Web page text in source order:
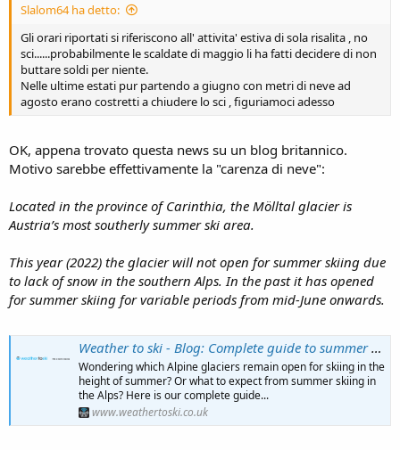
Slalom64 ha detto:
Gli orari riportati si riferiscono all' attivita' estiva di sola risalita , no
sci......probabilmente le scaldate di maggio li ha fatti decidere di non
buttare soldi per niente.
Nelle ultime estati pur partendo a giugno con metri di neve ad
agosto erano costretti a chiudere lo sci , figuriamoci adesso
OK, appena trovato questa news su un blog britannico.
Motivo sarebbe effettivamente la "carenza di neve":
Located in the province of Carinthia, the Mölltal glacier is
Austria’s most southerly summer ski area.
This year (2022) the glacier will not open for summer skiing due
to lack of snow in the southern Alps. In the past it has opened
for summer skiing for variable periods from mid-June onwards.
Weather to ski - Blog: Complete guide to summer skiing in the Alps
Wondering which Alpine glaciers remain open for skiing in the
height of summer? Or what to expect from summer skiing in
the Alps? Here is our complete guide...
www.weathertoski.co.uk